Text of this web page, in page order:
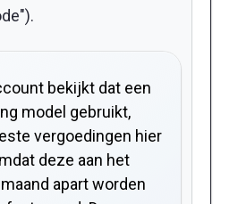
bekijkt dat een
model gebruikt,
vergoedingen hier
deze aan het
apart worden